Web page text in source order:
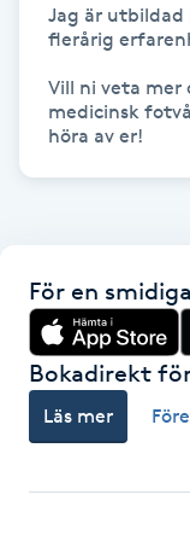
Gelenaglar
Gravidmassage
Gravidyoga
Jag är
flerårig
Vill ni veta mer
medicinsk
höra av er!
För en
Bokadirekt
Läs mer